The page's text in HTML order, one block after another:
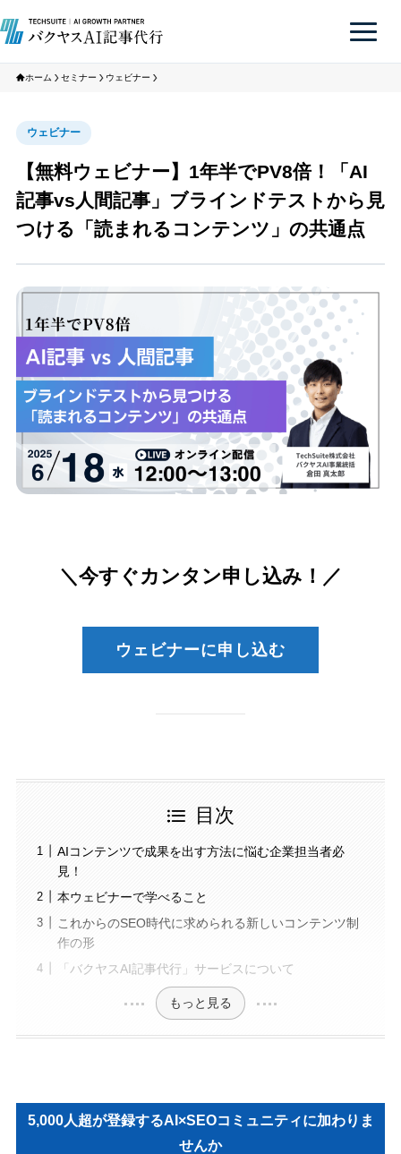
ホーム セミナー ウェビナー
ウェビナー
【無料ウェビナー】1年半でPV8倍！「AI
記事vs人間記事」ブラインドテストから見
つける「読まれるコンテンツ」の共通点
＼今すぐカンタン申し込み！／
ウェビナーに申し込む
目次
AIコンテンツで成果を出す方法に悩む企業担当者必
見！
本ウェビナーで学べること
これからのSEO時代に求められる新しいコンテンツ制
作の形
「バクヤスAI記事代行」サービスについて
もっと見る
5,000人超が登録するAI×SEOコミュニティに加わりま
せんか